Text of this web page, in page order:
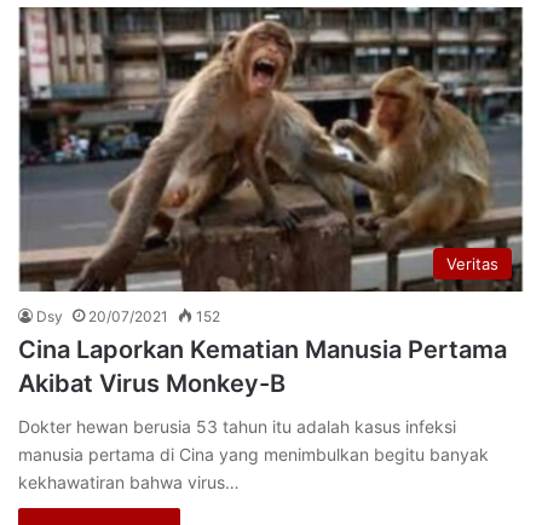
Veritas
Dsy 20/07/2021 152
Cina Laporkan Kematian Manusia Pertama
Akibat Virus Monkey-B
Dokter hewan berusia 53 tahun itu adalah kasus infeksi
manusia pertama di Cina yang menimbulkan begitu banyak
kekhawatiran bahwa virus…